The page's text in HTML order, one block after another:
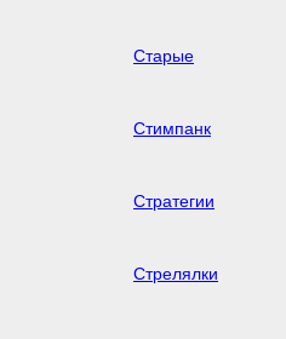
Старые
Стимпанк
Стратегии
Стрелялки